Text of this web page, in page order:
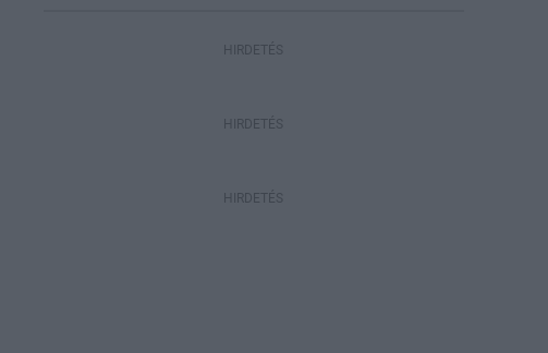
HIRDETÉS
HIRDETÉS
HIRDETÉS